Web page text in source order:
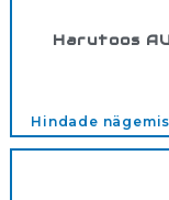
Harutoos
Hindade